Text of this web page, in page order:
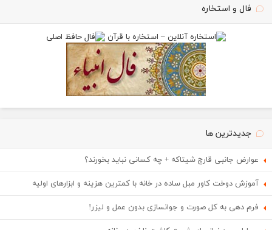
فال و استخاره
جدیدترین ها
عوارض جانبی قارچ شیتاکه + چه کسانی نباید بخورند؟
آموزش دوخت کاور مبل ساده در خانه با کمترین هزینه و ابزارهای اولیه
فرم دهی به کل صورت و جوانسازی بدون عمل و لیزر!